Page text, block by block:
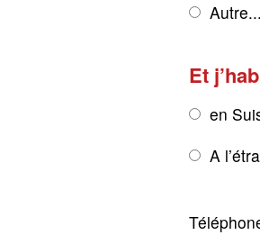
Autre...
Et
en
A